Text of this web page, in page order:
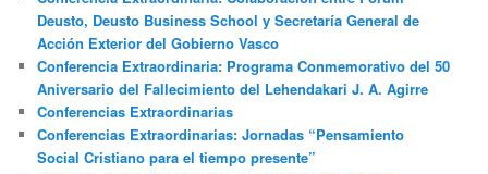
Deusto, Deusto Business School y Secretaría General de
Acción Exterior del Gobierno Vasco
Conferencia Extraordinaria: Programa Conmemorativo del 50
Aniversario del Fallecimiento del Lehendakari J. A. Agirre
Conferencias Extraordinarias
Conferencias Extraordinarias: Jornadas “Pensamiento
Social Cristiano para el tiempo presente”